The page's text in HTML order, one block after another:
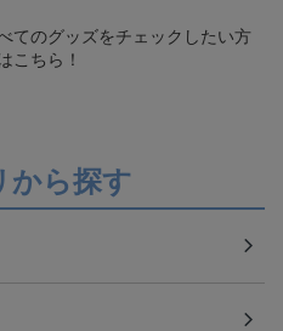
てのグッズをチェックしたい方
こちら！
から探す